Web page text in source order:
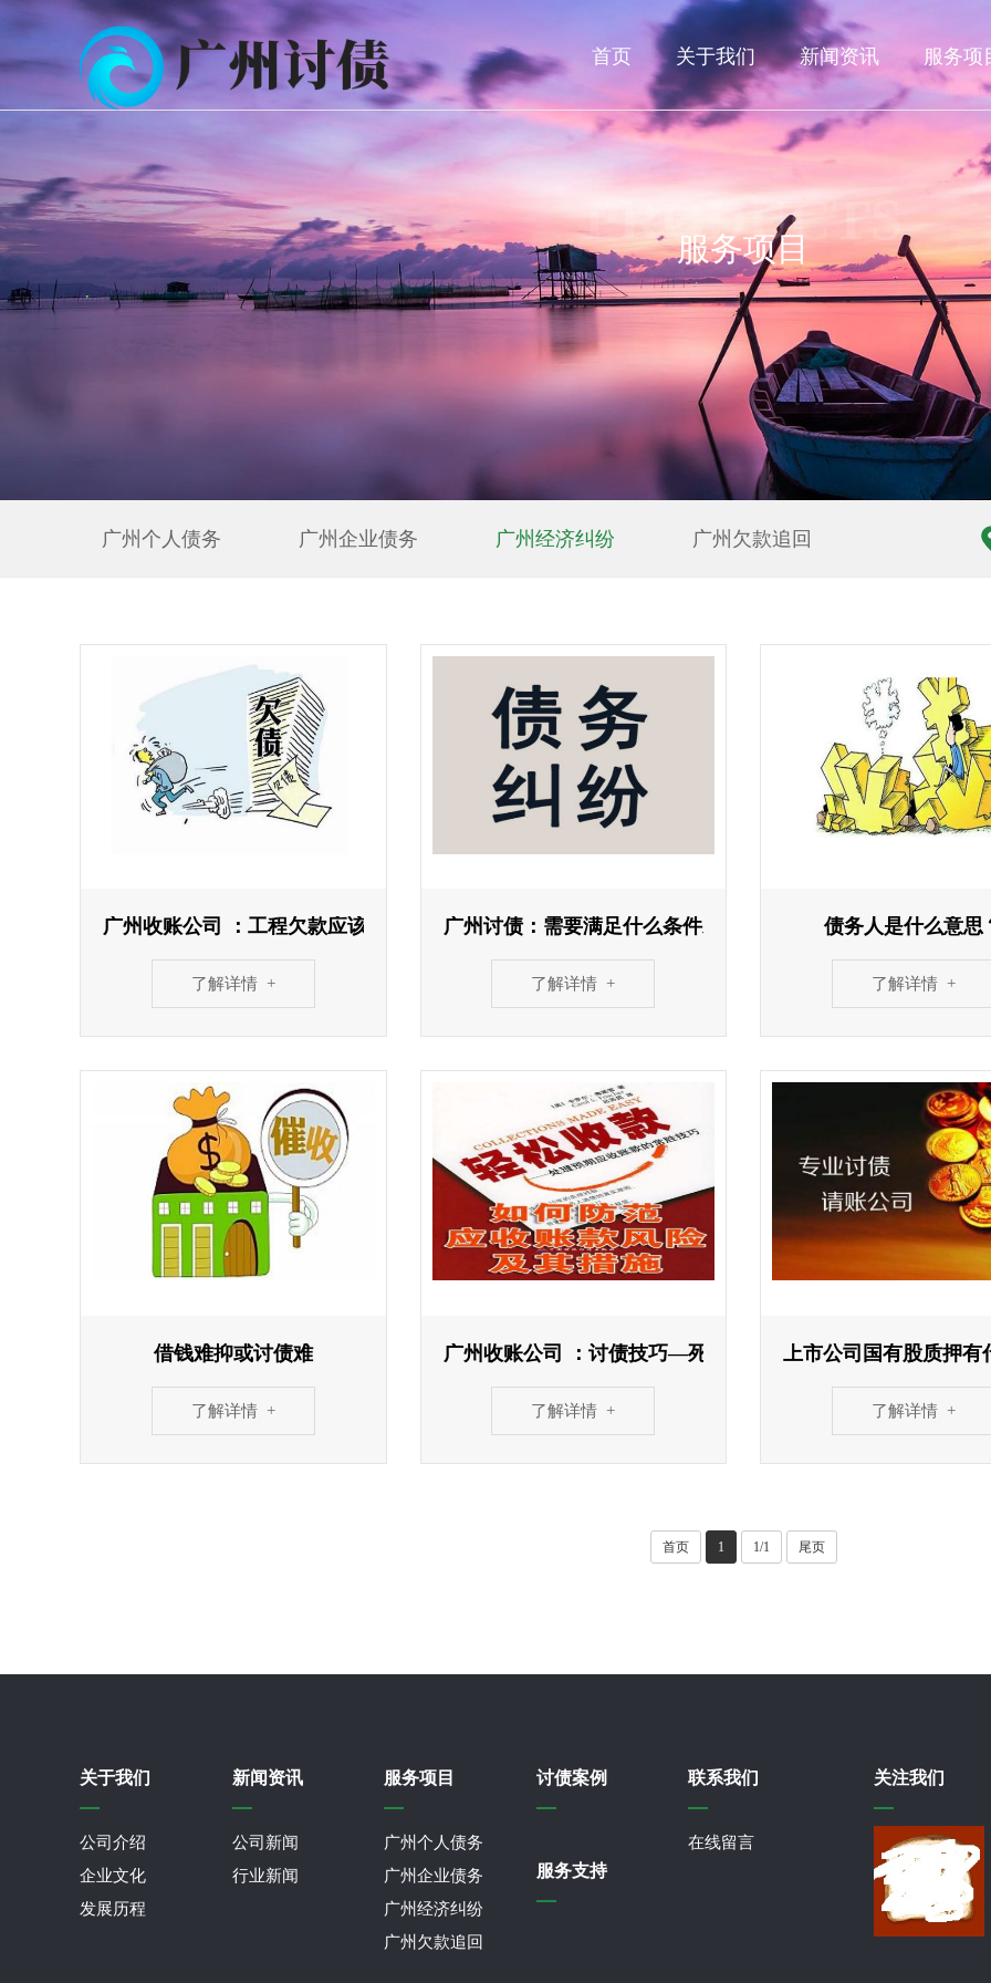
首页 关于我们 新闻资讯 服务项
PRODUCTS
服务项目
广州个人债务 广州企业债务 广州经济纠纷 广州欠款追回
广州收账公司 ：工程欠款应该向哪个法院起诉
了解详情 +
广州讨债：需要满足什么条件才能代为清偿债务
了解详情 +
债务人是什么意思
了解详情 +
借钱难抑或讨债难
了解详情 +
广州收账公司 ：讨债技巧—死地求存催款兵法
了解详情 +
上市公司国有股质押有
了解详情 +
首页 1 1/1 尾页
关于我们
公司介绍
企业文化
发展历程
新闻资讯
公司新闻
行业新闻
服务项目
广州个人债务
广州企业债务
广州经济纠纷
广州欠款追回
讨债案例 联系我们
在线留言
服务支持
关注我们